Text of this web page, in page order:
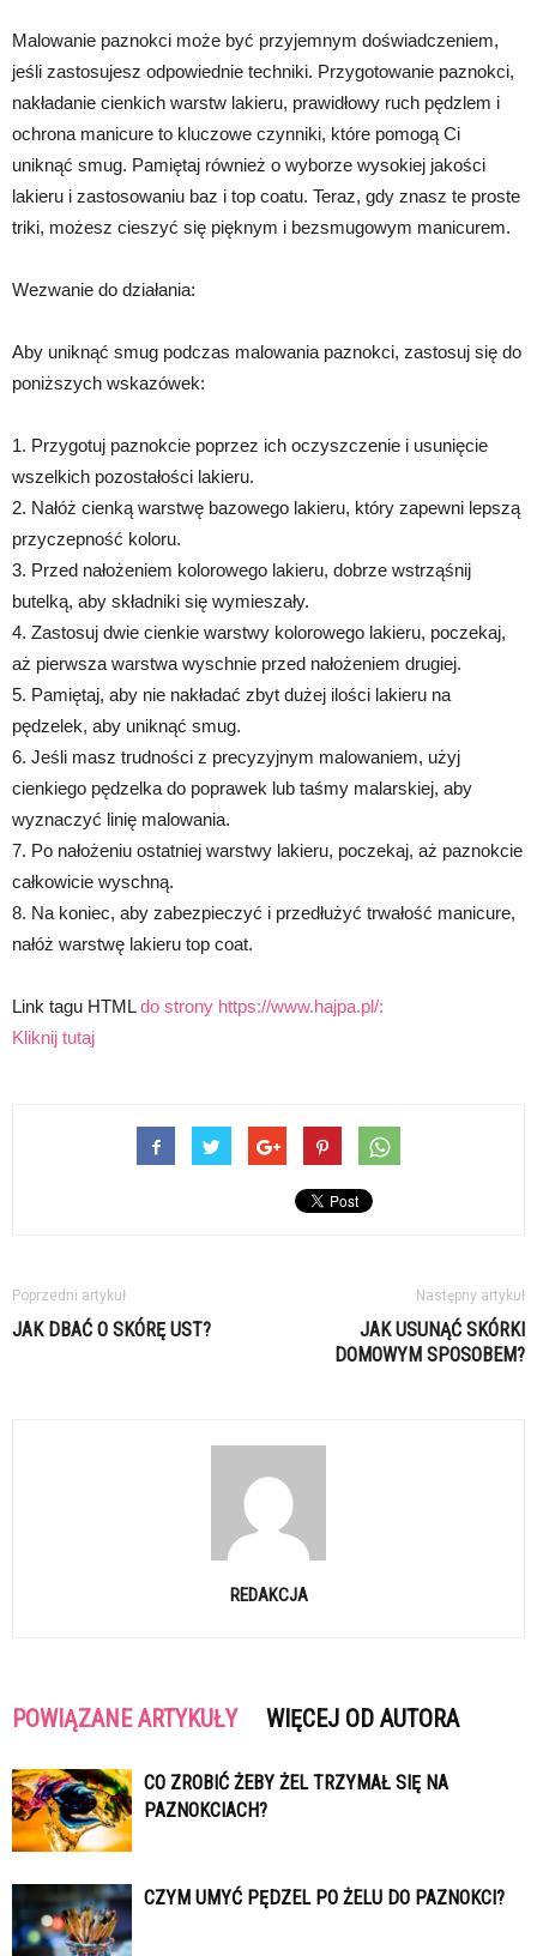
Malowanie paznokci może być przyjemnym doświadczeniem,
jeśli zastosujesz odpowiednie techniki. Przygotowanie paznokci,
nakładanie cienkich warstw lakieru, prawidłowy ruch pędzlem i
ochrona manicure to kluczowe czynniki, które pomogą Ci
uniknąć smug. Pamiętaj również o wyborze wysokiej jakości
lakieru i zastosowaniu baz i top coatu. Teraz, gdy znasz te proste
triki, możesz cieszyć się pięknym i bezsmugowym manicurem.
Wezwanie do działania:
Aby uniknąć smug podczas malowania paznokci, zastosuj się do
poniższych wskazówek:
1. Przygotuj paznokcie poprzez ich oczyszczenie i usunięcie
wszelkich pozostałości lakieru.
2. Nałóż cienką warstwę bazowego lakieru, który zapewni lepszą
przyczepność koloru.
3. Przed nałożeniem kolorowego lakieru, dobrze wstrząśnij
butelką, aby składniki się wymieszały.
4. Zastosuj dwie cienkie warstwy kolorowego lakieru, poczekaj,
aż pierwsza warstwa wyschnie przed nałożeniem drugiej.
5. Pamiętaj, aby nie nakładać zbyt dużej ilości lakieru na
pędzelek, aby uniknąć smug.
6. Jeśli masz trudności z precyzyjnym malowaniem, użyj
cienkiego pędzelka do poprawek lub taśmy malarskiej, aby
wyznaczyć linię malowania.
7. Po nałożeniu ostatniej warstwy lakieru, poczekaj, aż paznokcie
całkowicie wyschną.
8. Na koniec, aby zabezpieczyć i przedłużyć trwałość manicure,
nałóż warstwę lakieru top coat.
Link tagu HTMLdo strony https://www.hajpa.pl/:
Kliknij tutaj
Poprzedni artykuł
JAK DBAĆ O SKÓRĘ UST?
Następny artykuł
JAK USUNĄĆ SKÓRKI
DOMOWYM SPOSOBEM?
REDAKCJA
POWIĄZANE ARTYKUŁY WIĘCEJ OD AUTORA
CO ZROBIĆ ŻEBY ŻEL TRZYMAŁ SIĘ NA
PAZNOKCIACH?
CZYM UMYĆ PĘDZEL PO ŻELU DO PAZNOKCI?